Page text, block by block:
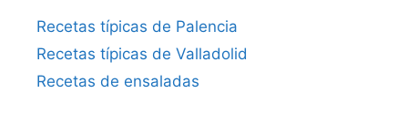
Recetas típicas de Palencia
Recetas típicas de Valladolid
Recetas de ensaladas